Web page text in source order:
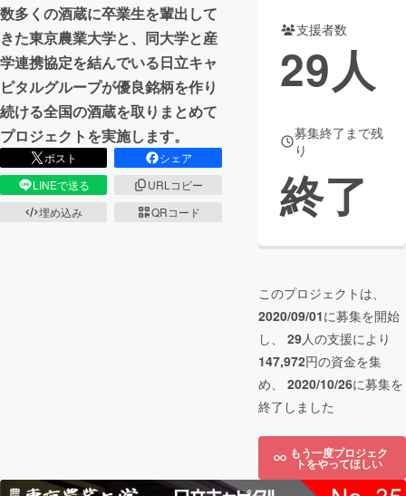
数多くの酒蔵に卒業生を輩出して
きた東京農業大学と、同大学と産
学連携協定を結んでいる日立キャ
ピタルグループが優良銘柄を作り
続ける全国の酒蔵を取りまとめて
プロジェクトを実施します。
ポスト
シェア
LINEで送る
URLコピー
埋め込み
QRコード
支援者数
29人
募集終了まで残
り
終了
このプロジェクトは、
2020/09/01に募集を開始
し、 29人の支援により
147,972円の資金を集
め、 2020/10/26に募集を
終了しました
もう一度プロジェク
トをやってほしい